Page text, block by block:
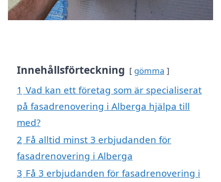
Innehållsförteckning gömma
1 Vad kan ett företag som är specialiserat
på fasadrenovering i Alberga hjälpa till
med?
2 Få alltid minst 3 erbjudanden för
fasadrenovering i Alberga
3 Få 3 erbjudanden för fasadrenovering i